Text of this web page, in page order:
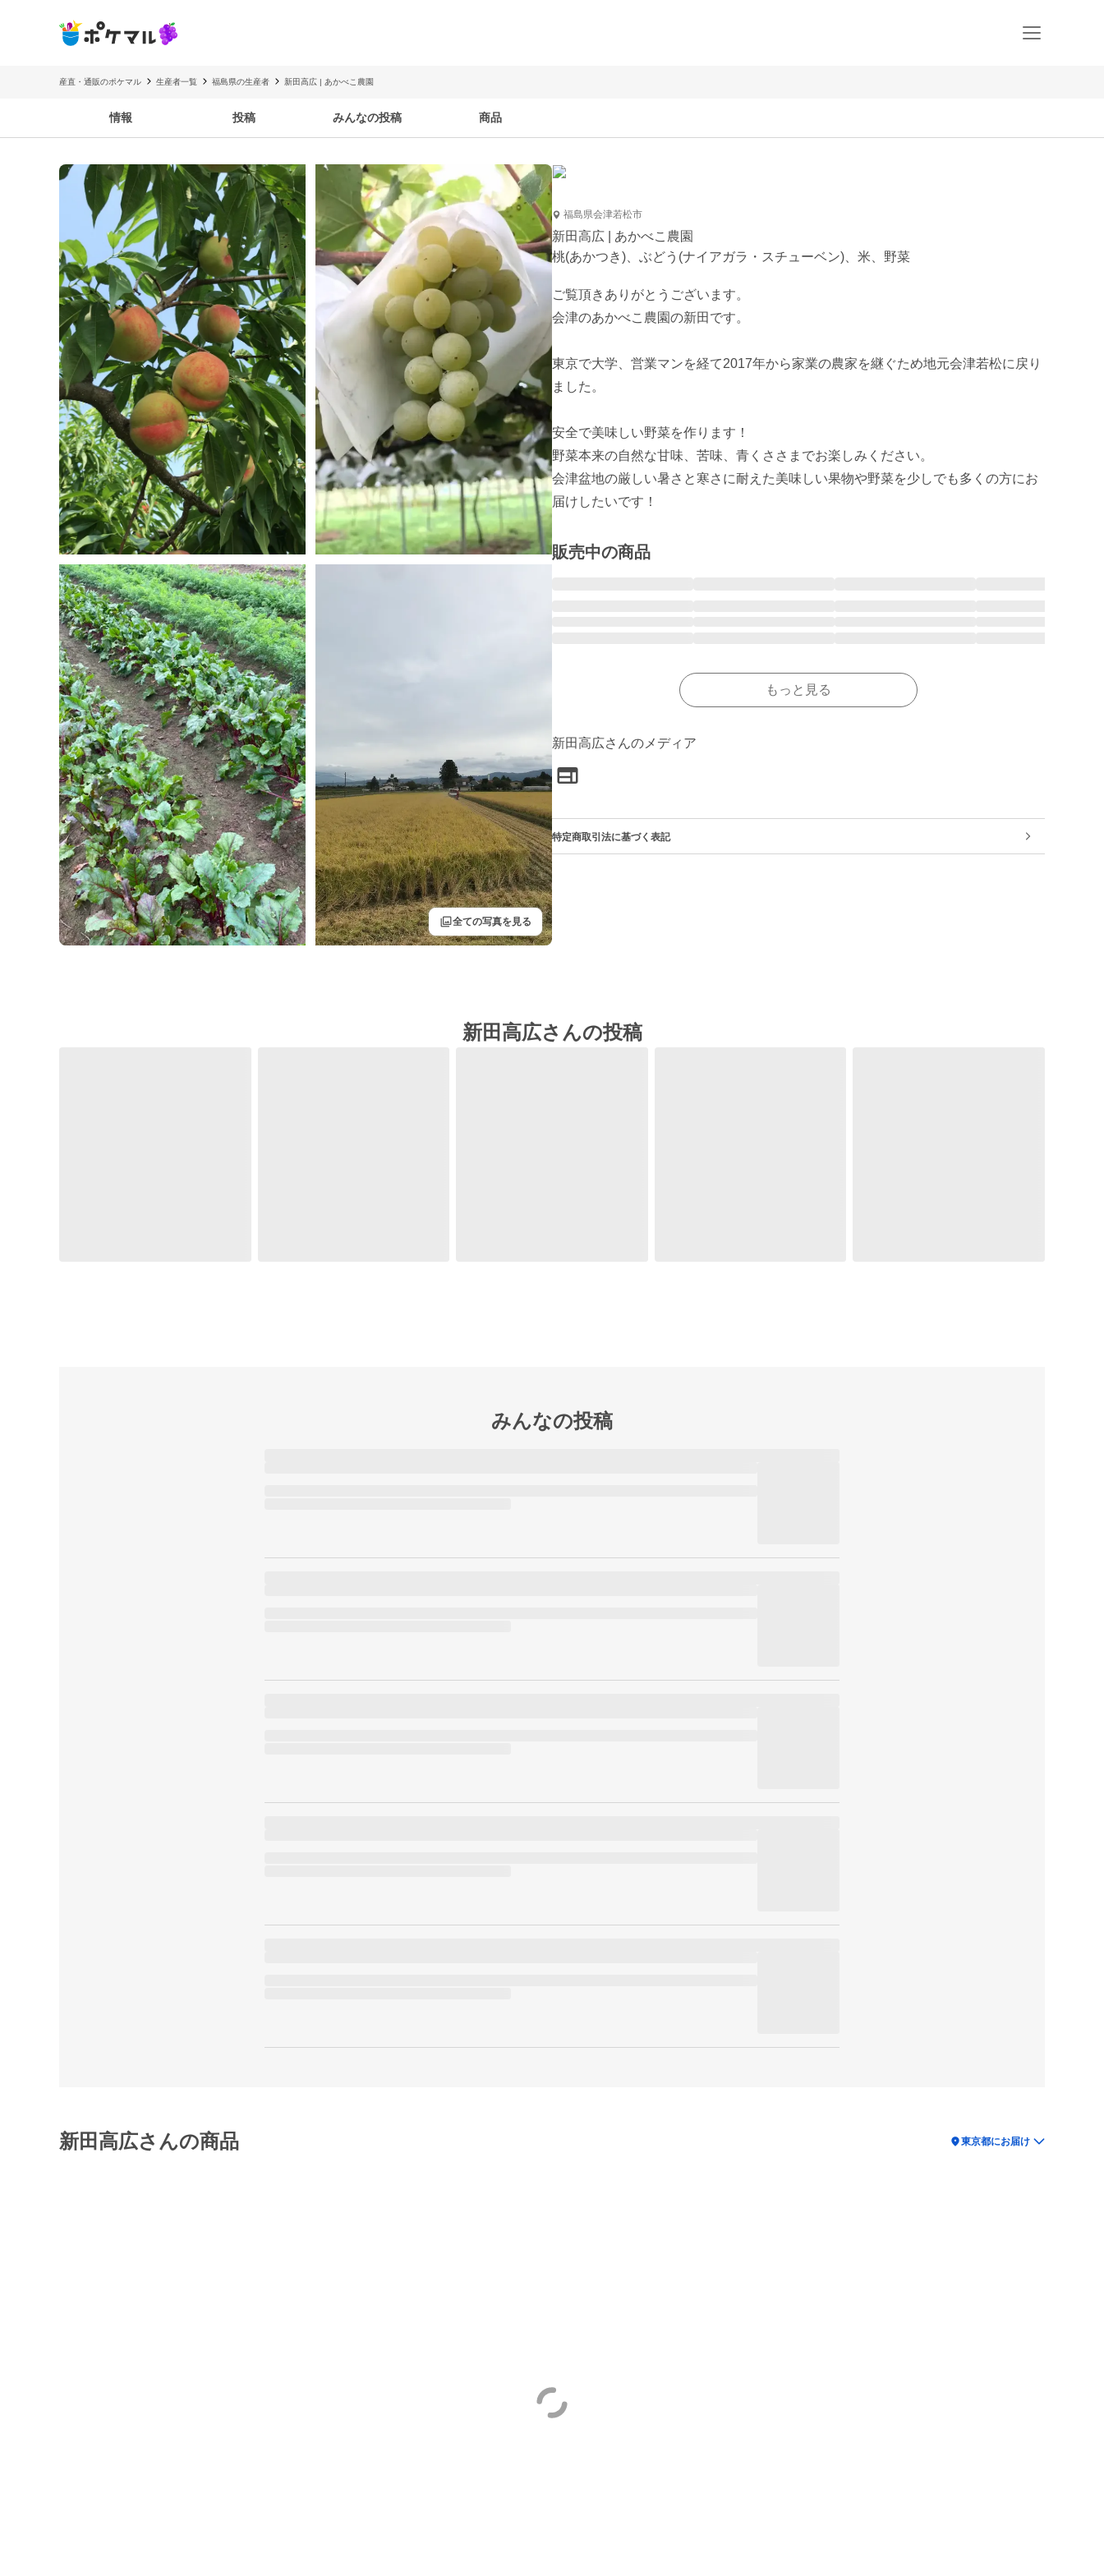
産直・通販のポケマル 生産者一覧 福島県の生産者 新田高広 | あかべこ農園
情報 投稿 みんなの投稿 商品
filter全ての写真を見る
福島県会津若松市
新田高広 | あかべこ農園
桃(あかつき)、ぶどう(ナイアガラ・スチューベン)、米、野菜
ご覧頂きありがとうございます。
会津のあかべこ農園の新田です。
東京で大学、営業マンを経て2017年から家業の農家を継ぐため地元会津若松に戻り
ました。
安全で美味しい野菜を作ります！
野菜本来の自然な甘味、苦味、青くささまでお楽しみください。
会津盆地の厳しい暑さと寒さに耐えた美味しい果物や野菜を少しでも多くの方にお
届けしたいです！
販売中の商品
もっと見る
新田高広さんのメディア
特定商取引法に基づく表記
新田高広さんの投稿
みんなの投稿
新田高広さんの商品 location_on東京都にお届け